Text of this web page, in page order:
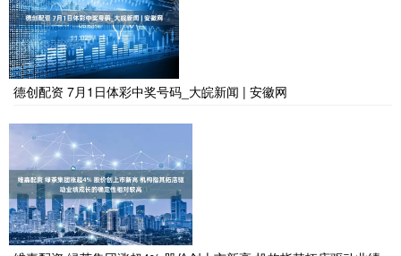
德创配资 7月1日体彩中奖号码_大皖新闻 | 安徽网